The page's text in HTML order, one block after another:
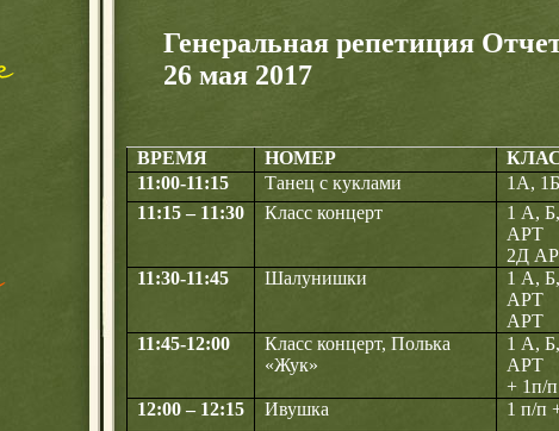
Генеральная репетиция
26 мая 2017
ВРЕМЯ НОМЕР
11:00-11:15
Танец с куклами
1А,
11:15 – 11:30
Класс концерт
1 А,
2Д
11:30-11:45
Шалунишки
1 А,
АРТ
11:45-12:00
Класс концерт, Полька
«Жук»
1 А,
+ 1п/п
12:00 – 12:15
Ивушка
1 п/п